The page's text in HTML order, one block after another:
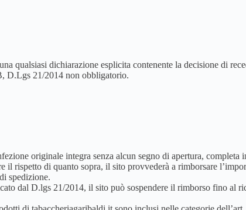
qualsiasi dichiarazione esplicita contenente la decisione di
D.Lgs 21/2014 non obbligatorio.
originale integra senza alcun segno di apertura, completa
il rispetto di quanto sopra, il sito provvederà a rimborsare
spedizione.
dal D.lgs 21/2014, il sito può sospendere il rimborso fino al